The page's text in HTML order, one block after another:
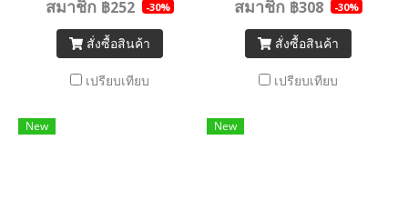
สมาชิก ฿252 -30%
สั่งซื้อสินค้า
เปรียบเทียบ
สมาชิก ฿308 -30%
สั่งซื้อสินค้า
เปรียบเทียบ
New New